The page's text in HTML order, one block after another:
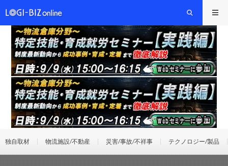
独自取材 物流施設/不動産 災害/事故/不祥事 テクノロジー/製品